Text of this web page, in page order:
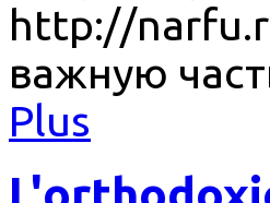
http://
важную
Plus